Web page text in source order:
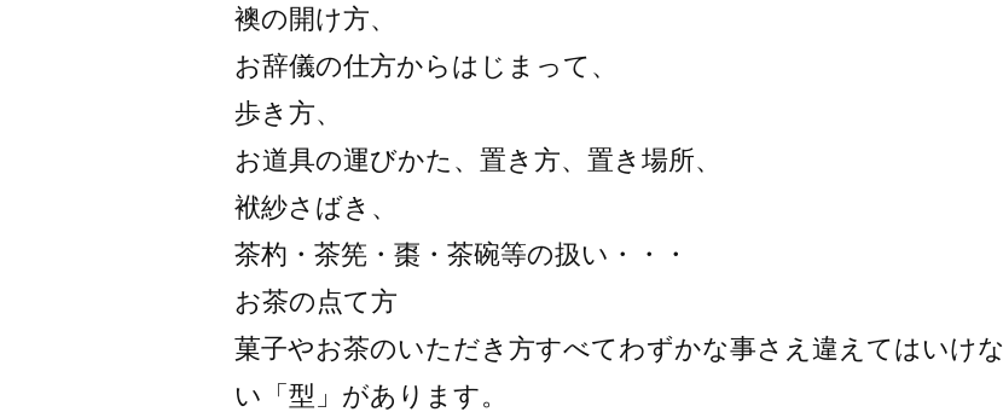
襖の開け方、
お辞儀の仕方からはじまって、
歩き方、
お道具の運びかた、置き方、置き場所、
袱紗さばき、
茶杓・茶筅・棗・茶碗等の扱い・・・
お茶の点て方
菓子やお茶のいただき方すべてわずかな事さえ違えてはいけな
い「型」があります。